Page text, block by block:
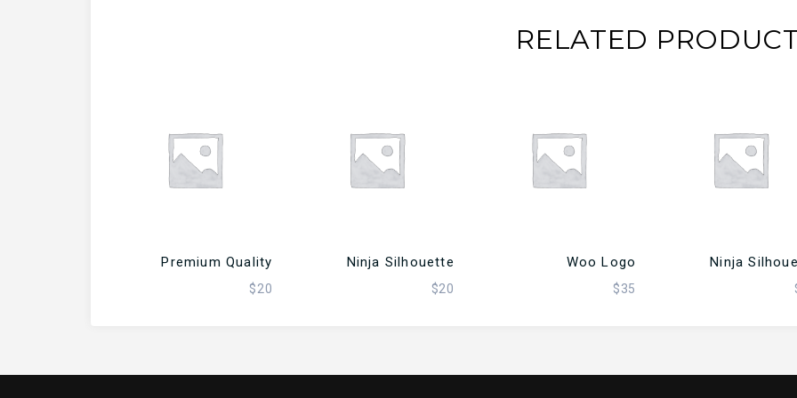
RELATED
إضافة إلى السلة
Premium Quality
$20
إضافة إلى السلة
Ninja Silhouette
$20
إضافة إلى السلة
Woo Logo
$35
إضافة إلى السلة
Ninja